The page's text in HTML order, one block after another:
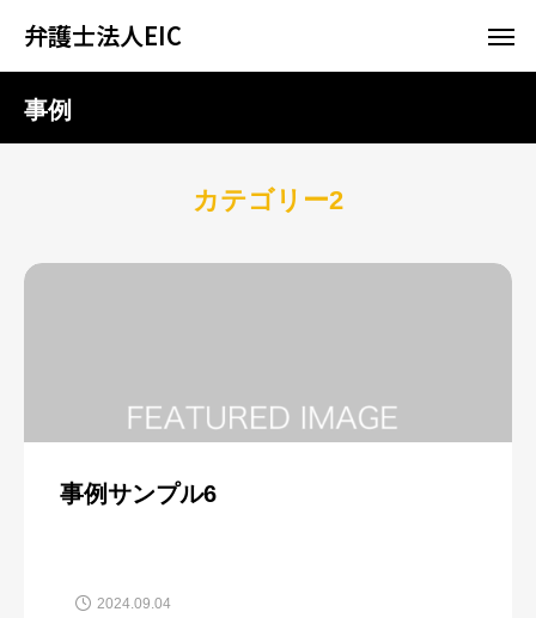
弁護士法人EIC
事例
カテゴリー2
事例サンプル6
2024.09.04